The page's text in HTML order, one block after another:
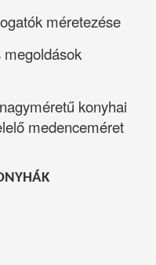
méretezése
megoldások
konyhai
medenceméret